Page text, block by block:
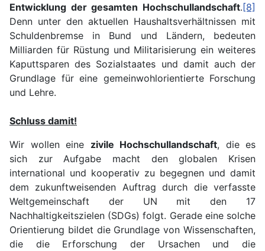
Entwicklung der gesamten Hochschullandschaft.[8]
Denn unter den aktuellen Haushaltsverhältnissen mit
Schuldenbremse in Bund und Ländern, bedeuten
Milliarden für Rüstung und Militarisierung ein weiteres
Kaputtsparen des Sozialstaates und damit auch der
Grundlage für eine gemeinwohlorientierte Forschung
und Lehre.
Schluss damit!
Wir wollen eine zivile Hochschullandschaft, die es
sich zur Aufgabe macht den globalen Krisen
international und kooperativ zu begegnen und damit
dem zukunftweisenden Auftrag durch die verfasste
Weltgemeinschaft der UN mit den 17
Nachhaltigkeitszielen (SDGs) folgt. Gerade eine solche
Orientierung bildet die Grundlage von Wissenschaften,
die die Erforschung der Ursachen und die